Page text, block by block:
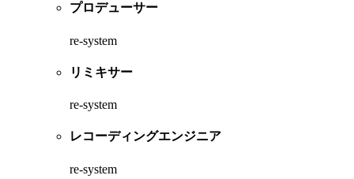
プロデューサー
re-system
リミキサー
re-system
レコーディングエンジニア
re-system